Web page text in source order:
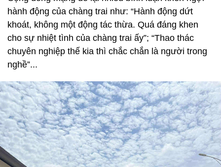
hành động của chàng trai như: “Hành động dứt
khoát, không một động tác thừa. Quá đáng khen
cho sự nhiệt tình của chàng trai ấy”; “Thao thác
chuyên nghiệp thế kia thì chắc chắn là người trong
nghề”...